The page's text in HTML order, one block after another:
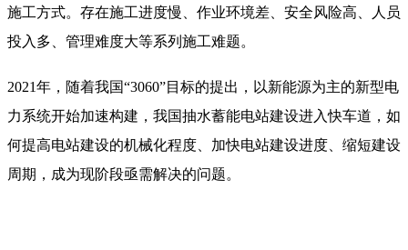
施工方式。存在施工进度慢、作业环境差、安全风险高、人员
投入多、管理难度大等系列施工难题。
2021年，随着我国“3060”目标的提出，以新能源为主的新型电
力系统开始加速构建，我国抽水蓄能电站建设进入快车道，如
何提高电站建设的机械化程度、加快电站建设进度、缩短建设
周期，成为现阶段亟需解决的问题。